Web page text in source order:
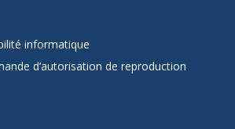
informatique
d’autorisation de reproduction